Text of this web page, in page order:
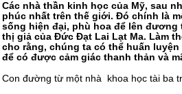
Các nhà thần kinh học của Mỹ, sau
phúc nhất trên thế giới. Đó chính là
sống hiện đại, phù hoa để lên đương
thị giả của Đức Đạt Lai Lạt Ma. Làm
cho rằng, chúng ta có thể huấn
để có được cảm giác thanh thản và
Con đường từ một nhà khoa học tài ba